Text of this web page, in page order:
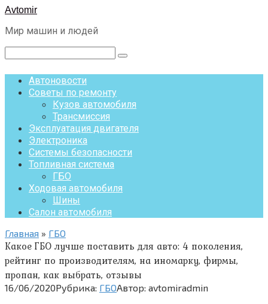
Перейти
контенту
Avtomir
Мир машин и людей
Поиск:
Автоновости
Советы по ремонту
Кузов автомобиля
Трансмиссия
Эксплуатация двигателя
Электроника
Системы безопасности
Топливная система
ГБО
Ходовая автомобиля
Шины
Салон автомобиля
Главная » ГБО
Какое ГБО лучше поставить для авто: 4 поколения,
рейтинг по производителям, на иномарку, фирмы,
пропан, как выбрать, отзывы
16/06/2020Рубрика: ГБОАвтор: avtomiradmin